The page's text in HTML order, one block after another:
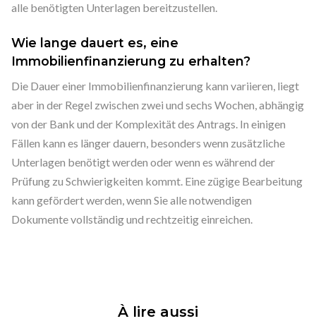
alle benötigten Unterlagen bereitzustellen.
Wie lange dauert es, eine
Immobilienfinanzierung zu erhalten?
Die Dauer einer Immobilienfinanzierung kann variieren, liegt
aber in der Regel zwischen zwei und sechs Wochen, abhängig
von der Bank und der Komplexität des Antrags. In einigen
Fällen kann es länger dauern, besonders wenn zusätzliche
Unterlagen benötigt werden oder wenn es während der
Prüfung zu Schwierigkeiten kommt. Eine zügige Bearbeitung
kann gefördert werden, wenn Sie alle notwendigen
Dokumente vollständig und rechtzeitig einreichen.
À lire aussi